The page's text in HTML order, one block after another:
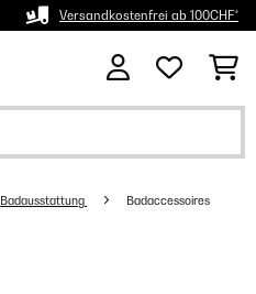
Versandkostenfrei ab 100CHF*
Badausstattung Badaccessoires